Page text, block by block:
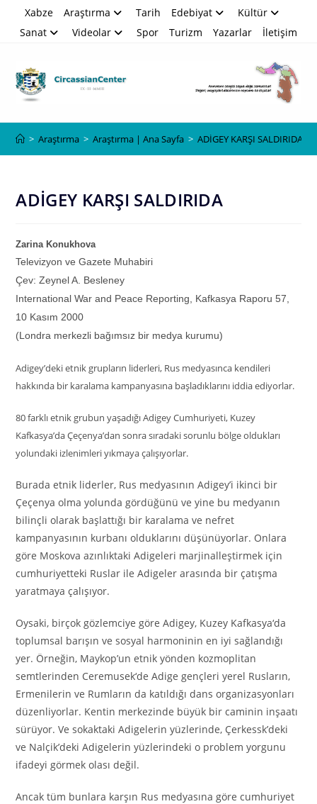
Xabze Araştırma Tarih Edebiyat
Kültür
Sanat
Videolar Spor Turizm Yazarlar İletişim
> Araştırma > Araştırma | Ana Sayfa > ADİGEY KARŞI SALDIRIDA
ADİGEY KARŞI SALDIRIDA
Zarina Konukhova
Televizyon ve Gazete Muhabiri
Çev: Zeynel A. Besleney
International War and Peace Reporting, Kafkasya Raporu 57,
10 Kasım 2000
(Londra merkezli bağımsız bir medya kurumu)
Adigey’deki etnik grupların liderleri, Rus medyasınca kendileri
hakkında bir karalama kampanyasına başladıklarını iddia ediyorlar.
80 farklı etnik grubun yaşadığı Adigey Cumhuriyeti, Kuzey
Kafkasya’da Çeçenya’dan sonra sıradaki sorunlu bölge oldukları
yolundaki izlenimleri yıkmaya çalışıyorlar.
Burada etnik liderler, Rus medyasının Adigey’i ikinci bir
Çeçenya olma yolunda gördüğünü ve yine bu medyanın
bilinçli olarak başlattığı bir karalama ve nefret
kampanyasının kurbanı olduklarını düşünüyorlar. Onlara
göre Moskova azınlıktaki Adigeleri marjinalleştirmek için
cumhuriyetteki Ruslar ile Adigeler arasında bir çatışma
yaratmaya çalışıyor.
Oysaki, birçok gözlemciye göre Adigey, Kuzey Kafkasya‘da
toplumsal barışın ve sosyal harmoninin en iyi sağlandığı
yer. Örneğin, Maykop’un etnik yönden kozmoplitan
semtlerinden Ceremusek‘de Adige gençleri yerel Rusların,
Ermenilerin ve Rumların da katıldığı dans organizasyonları
düzenliyorlar. Kentin merkezinde büyük bir caminin inşaatı
sürüyor. Ve sokaktaki Adigelerin yüzlerinde, Çerkessk’deki
ve Nalçik’deki Adigelerin yüzlerindeki o problem yorgunu
ifadeyi görmek olası değil.
Ancak tüm bunlara karşın Rus medyasına göre cumhuriyet